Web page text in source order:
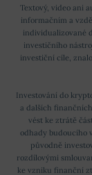
Textový, video ani
informačním a
individualizované
investičního
investiční cíle,
Investování do
a dalších
vést ke ztrátě
odhady budoucího
původně
rozdílovými
ke vzniku finanční